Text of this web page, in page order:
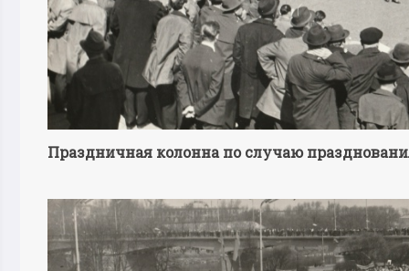
Праздничная колонна по случаю